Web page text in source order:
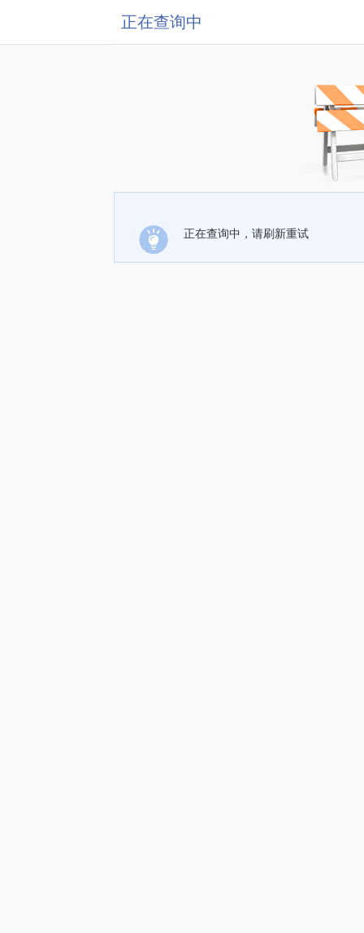
正在查询中
正在查询中，请刷新重试